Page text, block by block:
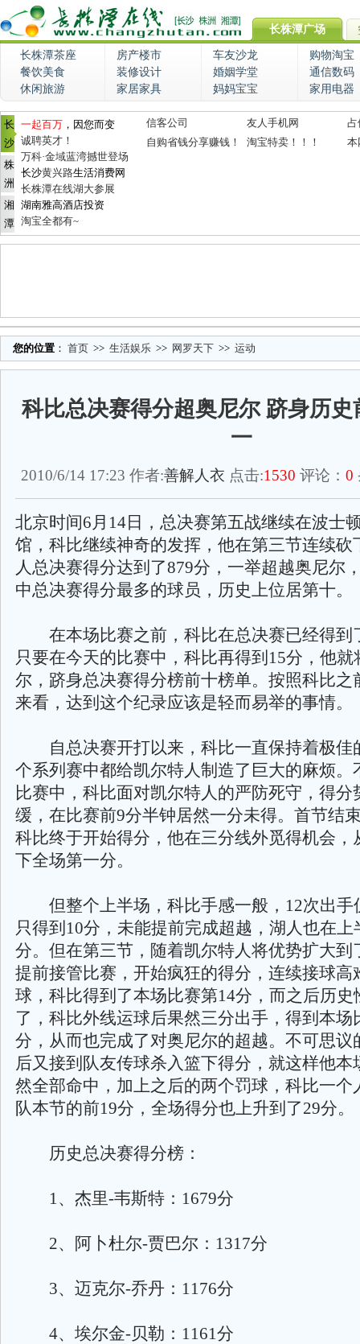
长株潭广场
长株潭茶座 房产楼市 车友沙龙
购物淘宝
餐饮美食
装修设计 婚姻学堂
通信数码
休闲旅游
家居家具 妈妈宝宝 家用电器
长
沙
株
洲
湘
潭
一起百万 ，因您而变
诚聘英才！
万科·金域蓝湾撼世登场
长沙黄兴路生活消费网
长株潭在线湖大参展
湖南雅高酒店投资
淘宝全都有~
信客公司 友人手机网
占
自购省钱分享赚钱！
淘宝特卖！！！ 本
您的位置 ： 首页 >> 生活娱乐 >> 网罗天下 >> 运动
科比总决赛得分超奥尼尔 跻身历史
一
2010/6/14 17:23 作者:善解人衣 点击:1530 评论： 0
北京时间6月14日，总决赛第五战继续在波士
馆，科比继续神奇的发挥，他在第三节连续砍
人总决赛得分达到了879分，一举超越奥尼尔
中总决赛得分最多的球员，历史上位居第十。
在本场比赛之前，科比在总决赛已经得到
只要在今天的比赛中，科比再得到15分，他就
尔，跻身总决赛得分榜前十榜单。按照科比之
来看，达到这个纪录应该是轻而易举的事情。
自总决赛开打以来，科比一直保持着极佳
个系列赛中都给凯尔特人制造了巨大的麻烦。
比赛中，科比面对凯尔特人的严防死守，得分
缓，在比赛前9分半钟居然一分未得。首节结
科比终于开始得分，他在三分线外觅得机会，
下全场第一分。
但整个上半场，科比手感一般，12次出手
只得到10分，未能提前完成超越，湖人也在上
分。但在第三节，随着凯尔特人将优势扩大到
提前接管比赛，开始疯狂的得分，连续接球高
球，科比得到了本场比赛第14分，而之后历史
了，科比外线运球后果然三分出手，得到本场
分，从而也完成了对奥尼尔的超越。不可思议
后又接到队友传球杀入篮下得分，就这样他本
然全部命中，加上之后的两个罚球，科比一个
队本节的前19分，全场得分也上升到了29分。
历史总决赛得分榜：
1、杰里-韦斯特：1679分
2、阿卜杜尔-贾巴尔：1317分
3、迈克尔-乔丹：1176分
4、埃尔金-贝勒：1161分